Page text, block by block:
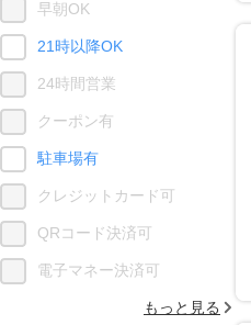
早朝OK
21時以降OK
24時間営業
クーポン有
駐車場有
クレジットカード可
QRコード決済可
電子マネー決済可
もっと見る